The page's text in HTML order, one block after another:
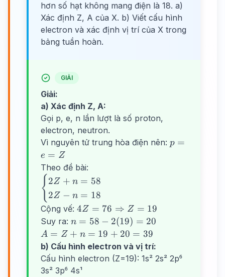
hơn số hạt không mang điện là 18. a)
Xác định Z, A của X. b) Viết cấu hình
electron và xác định vị trí của X trong
bảng tuần hoàn.
GIẢI
Giải:
a) Xác định Z, A:
Gọi p, e, n lần lượt là số proton,
electron, neutron.
Vì nguyên tử trung hòa điện nên: p
p =
e = Z
Theo đề bài:
\begin{cases}
2Z + n = 58
\\ 2Z - n =
18
\end{cases}
{ 2Z + n = 58
2Z − n = 18
Cộng vế: 4Z = 76
\Rightarrow
Z = 19
4Z = 76 ⇒ Z = 19
Suy ra: n =
58 -
2(19)
= 20
n = 58 − 2(19) = 20
A
=
Z
+
A = Z + n = 19 + 20 = 39
b) Cấu hình electron và vị trí:
Cấu hình electron (Z=19): 1s² 2s² 2p⁶
3s² 3p⁶ 4s¹